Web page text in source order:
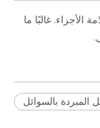
الأجزاء. غالبًا ما
المبردة بالسوائل